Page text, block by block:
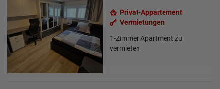
Adresse wird nicht mit anderen Daten von Google
zusammengeführt.
Erhobene Informationen zum Besucherverhalten sind folgende:
Herkunft (Land und Stadt)
Sprache
Betriebssystem
Gerät (PC, Tablet-PC oder Smartphone)
Browser und alle verwendeten Add-ons
Privat-Appartement
Vermietungen
1-Zimmer Apartment zu
vermieten